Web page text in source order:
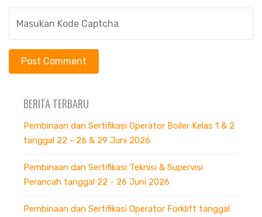
BERITA TERBARU
Pembinaan dan Sertifikasi Operator Boiler Kelas 1 & 2
tanggal 22 - 26 & 29 Juni 2026
Pembinaan dan Sertifikasi Teknisi & Supervisi
Perancah tanggal 22 - 26 Juni 2026
Pembinaan dan Sertifikasi Operator Forklift tanggal